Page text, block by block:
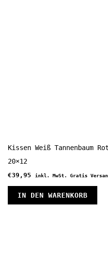
Kissen Weiß Tannenbaum
20×12
€39,95 inkl. MwSt. Gratis
IN DEN WARENKORB